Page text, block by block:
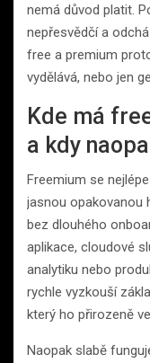
nemá důvod platit.
nepřesvědčí a
free a premium
vydělává, nebo jen
Kde má
a kdy
Freemium se
jasnou opakovanou
bez dlouhého
aplikace, cloudové
analytiku nebo
rychle vyzkouší
který ho přirozeně
Naopak slabě